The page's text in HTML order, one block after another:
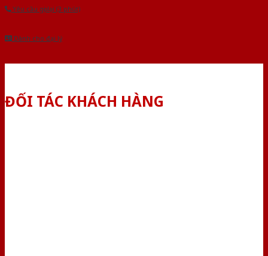
Yêu cầu gọi lại (3 phút)
Dành cho đại lý
ĐỐI TÁC KHÁCH HÀNG